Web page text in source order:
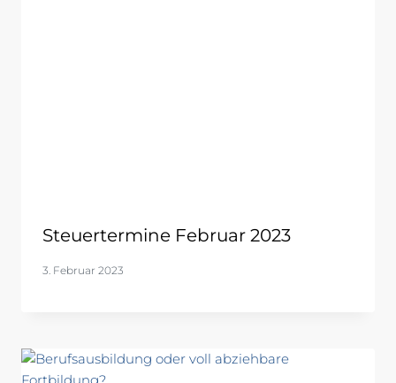
Steuertermine Februar 2023
3. Februar 2023